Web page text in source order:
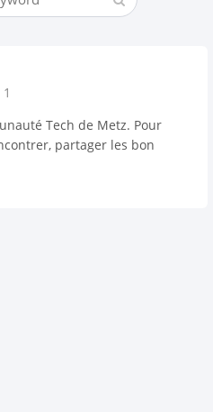
1
Tech de Metz. Pour
partager les bon